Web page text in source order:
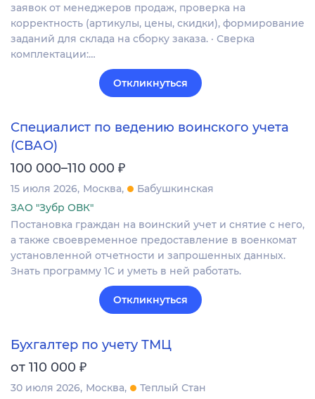
заявок от менеджеров продаж, проверка на
корректность (артикулы, цены, скидки), формирование
заданий для склада на сборку заказа. · Сверка
комплектации:…
Откликнуться
Специалист по ведению воинского учета
(СВАО)
100 000–110 000 ₽
15 июля 2026 Москва
Бабушкинская
ЗАО "Зубр ОВК"
Постановка граждан на воинский учет и снятие с него,
а также своевременное предоставление в военкомат
установленной отчетности и запрошенных данных.
Знать программу 1С и уметь в ней работать.
Откликнуться
Бухгалтер по учету ТМЦ
от 110 000 ₽
30 июля 2026 Москва
Теплый Стан